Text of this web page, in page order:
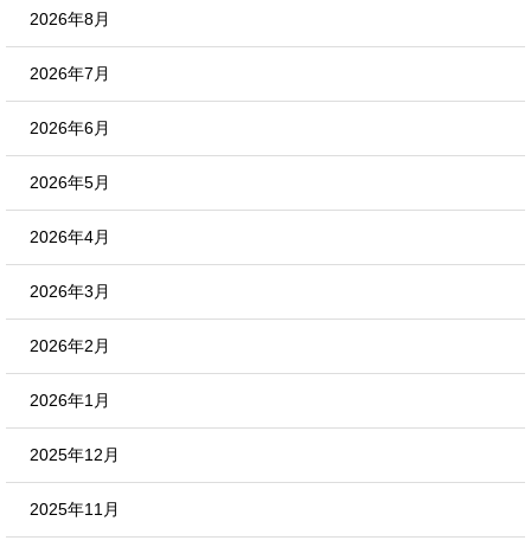
2026年8月
2026年7月
2026年6月
2026年5月
2026年4月
2026年3月
2026年2月
2026年1月
2025年12月
2025年11月